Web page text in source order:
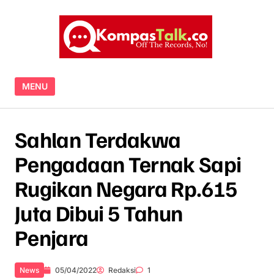
MENU
Sahlan Terdakwa
Pengadaan Ternak Sapi
Rugikan Negara Rp.615
Juta Dibui 5 Tahun
Penjara
News 05/04/2022 Redaksi 1